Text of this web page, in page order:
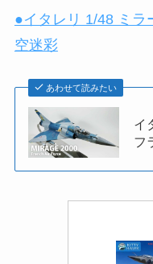
●イタレリ 1/48 ミラ
空迷彩
あわせて読みたい
イ
フ